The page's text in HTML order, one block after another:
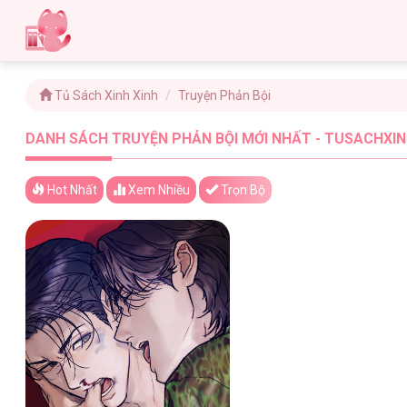
Tủ Sách Xinh Xinh Truyện Phản Bội
DANH SÁCH TRUYỆN PHẢN BỘI MỚI NHẤT -
Hot Nhất Xem Nhiều Trọn Bộ